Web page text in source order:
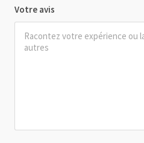
Votre avis